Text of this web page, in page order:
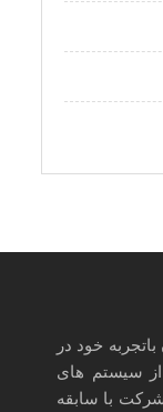
خود در
از سیستم های
این شرکت با سابقه